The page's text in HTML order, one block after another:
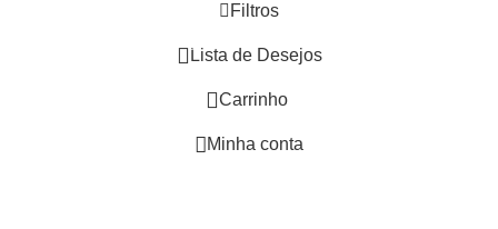
Filtros
0Lista de Desejos
0
Carrinho
Minha conta